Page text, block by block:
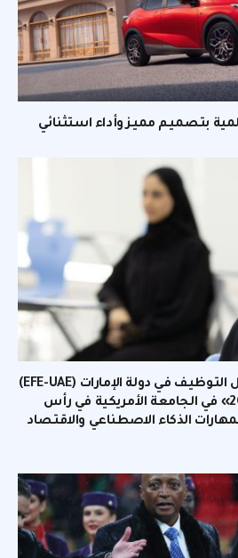
مؤسسة التعليم من أجل التوظيف في دولة الإمارات (EFE-UAE)
تطلق برنامج «أجيال 2026» في الجامعة الأمريكية في رأس
الذكاء الاصطناعي والاقتصاد